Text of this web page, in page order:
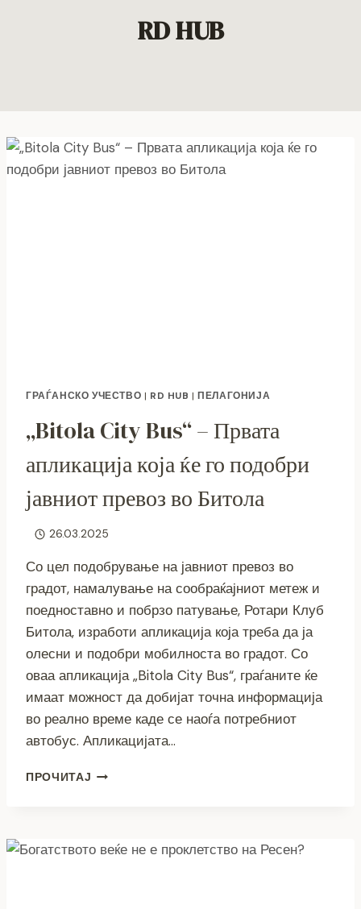
RD HUB
ГРАЃАНСКО УЧЕСТВО | RD HUB |ПЕЛАГОНИЈА
„Bitola City Bus“ – Првата
апликација која ќе го подобри
јавниот превоз во Битола
26.03.2025
Со цел подобрување на јавниот превоз во
градот, намалување на сообраќајниот метеж и
поедноставно и побрзо патување, Ротари Клуб
Битола, изработи апликација која треба да ја
олесни и подобри мобилноста во градот. Со
оваа апликација „Bitola City Bus“, граѓаните ќе
имаат можност да добијат точна информација
во реално време каде се наоѓа потребниот
автобус. Апликацијата…
ПРОЧИТАЈ „BITOLA
ПРВАТА
АПЛИКАЦИЈА